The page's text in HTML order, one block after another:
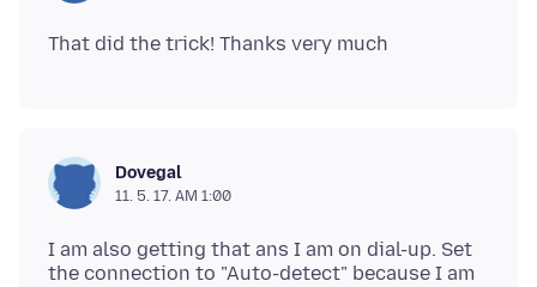
Dovegal
11. 5. 17. AM 1:00
I am also getting that ans I am on dial-up. Set
the connection to "Auto-detect" because I am